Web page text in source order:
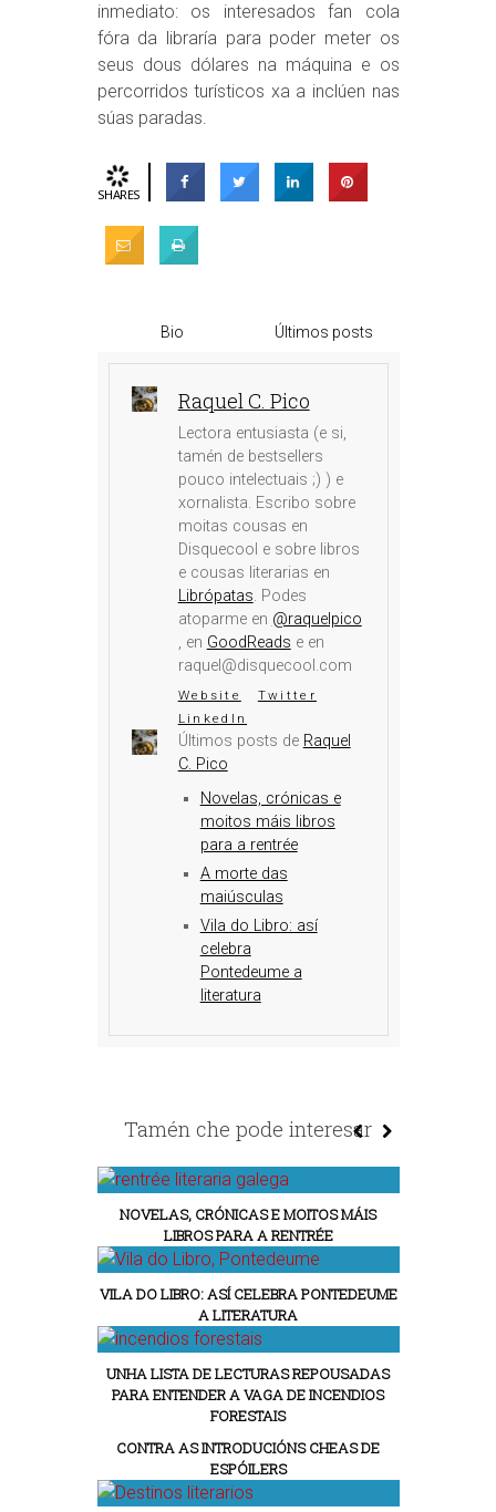
inmediato: os interesados fan cola
fóra da libraría para poder meter os
seus dous dólares na máquina e os
percorridos turísticos xa a inclúen nas
súas paradas.
SHARES
Bio Últimos posts
Raquel C. Pico
Lectora entusiasta (e si,
tamén de bestsellers
pouco intelectuais ;) ) e
xornalista. Escribo sobre
moitas cousas en
Disquecool e sobre libros
e cousas literarias en
Librópatas. Podes
atoparme en @raquelpico
, en GoodReads e en
raquel@disquecool.com
Website
Twitter
LinkedIn
Últimos posts de Raquel
C. Pico
Novelas, crónicas e
moitos máis libros
para a rentrée
A morte das
maiúsculas
Vila do Libro: así
celebra
Pontedeume a
literatura
Tamén che pode interesar
NOVELAS, CRÓNICAS E MOITOS MÁIS
LIBROS PARA A RENTRÉE
VILA DO LIBRO: ASÍ CELEBRA PONTEDEUME
A LITERATURA
UNHA LISTA DE LECTURAS REPOUSADAS
PARA ENTENDER A VAGA DE INCENDIOS
FORESTAIS
CONTRA AS INTRODUCIÓNS CHEAS DE
ESPÓILERS